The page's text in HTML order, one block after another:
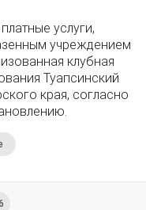
услуги,
учреждением
клубная
Туапсинский
края, согласно